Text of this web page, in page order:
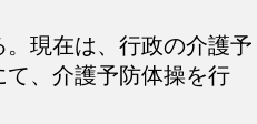
現在は、行政の介護予
、介護予防体操を行